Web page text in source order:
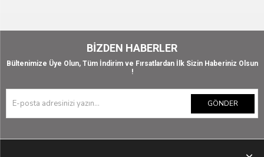
BIZDEN HABERLER
Bültenimize Üye Olun, Tüm İndirim ve Fırsatlardan İlk Sizin Haberiniz Olsun
!
GÖNDER